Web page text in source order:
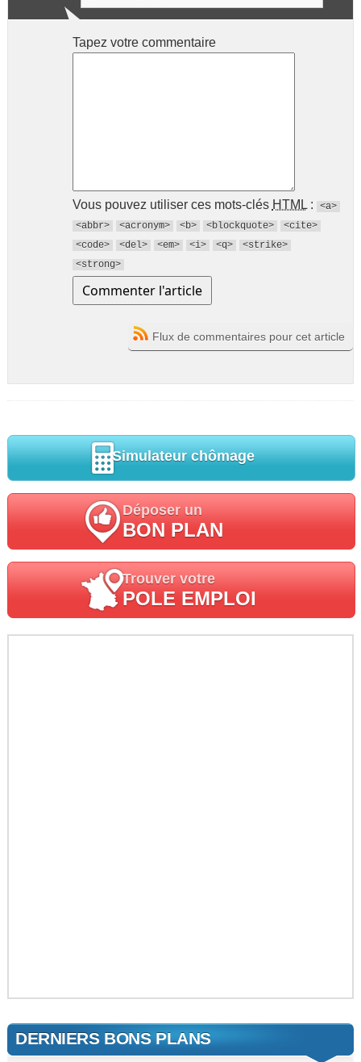
Tapez votre commentaire
Vous pouvez utiliser ces mots-clés HTML:
<a>
<abbr>
<acronym> <b> <blockquote>
<cite>
<code>
<del> <em> <i> <q>
<strike>
<strong>
Flux de commentaires pour cet article
Simulateur chômage
Déposer un
BON PLAN
Trouver votre
POLE EMPLOI
DERNIERS BONS PLANS